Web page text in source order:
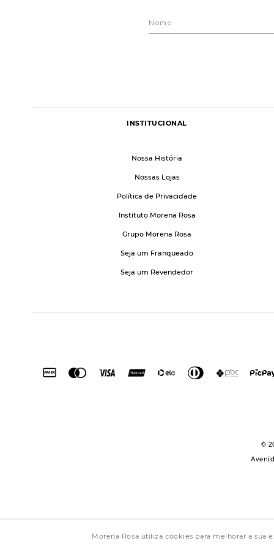
Morena Rosa utiliza cookies para melhorar a sua
INSTITUCIONAL
Nossa História
Nossas Lojas
Política de Privacidade
Instituto Morena Rosa
Grupo Morena Rosa
Seja um Franqueado
Seja um Revendedor
©